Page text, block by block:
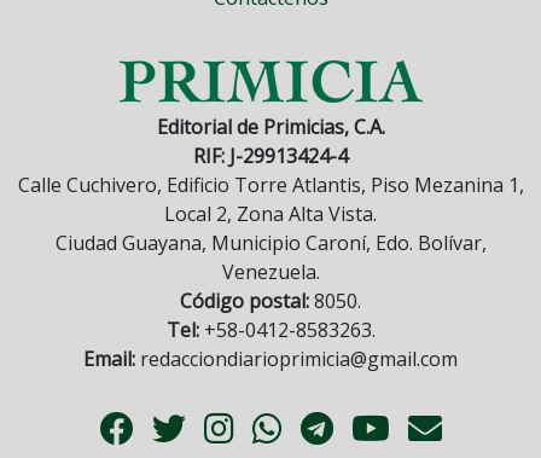
Editorial de Primicias, C.A.
RIF: J-29913424-4
Calle Cuchivero, Edificio Torre Atlantis, Piso Mezanina 1,
Local 2, Zona Alta Vista.
Ciudad Guayana, Municipio Caroní, Edo. Bolívar,
Venezuela.
Código postal:8050.
Tel:+58-0412-8583263.
Email: redacciondiarioprimicia@gmail.com